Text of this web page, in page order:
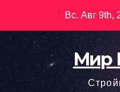
содержимому
Вс. Авг 9th,
Мир